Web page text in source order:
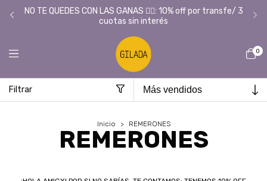
NO TE QUEDES CON LAS GANAS ❤️‍🔥: 10% off por transfe/ 3
cuotas sin interés
0
Filtrar
Inicio > REMERONES
REMERONES